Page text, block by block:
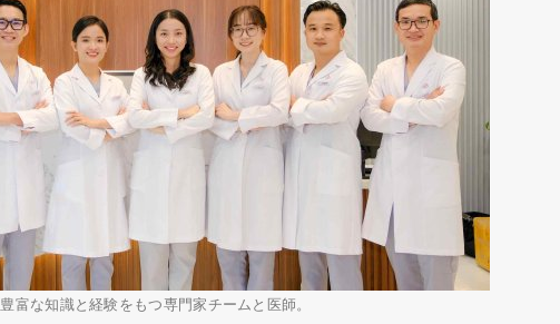
豊富な知識と経験をもつ専門家チームと医師。